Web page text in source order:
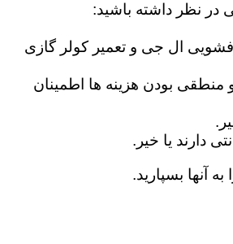
در نظر داشته باشید:
ال جی و تعمیر کولر گازی
منطقی بودن هزینه ها اطمینان
دارند یا خیر.
آنها بسپارید.